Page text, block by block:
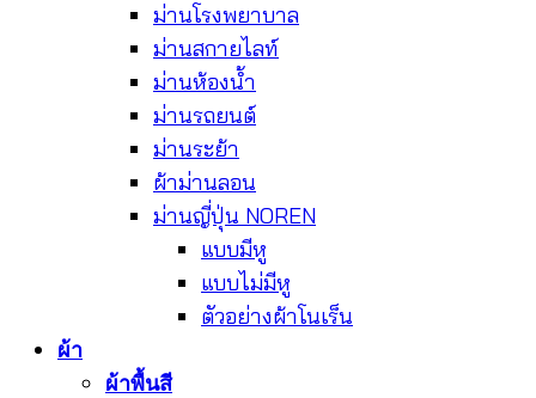
ม่านโรงพยาบาล
ม่านสกายไลท์
ม่านห้องน้ำ
ม่านรถยนต์
ม่านระย้า
ผ้าม่านลอน
ม่านญี่ปุ่น NOREN
แบบมีหู
แบบไม่มีหู
ตัวอย่างผ้าโนเร็น
ผ้า
ผ้าพื้นสี